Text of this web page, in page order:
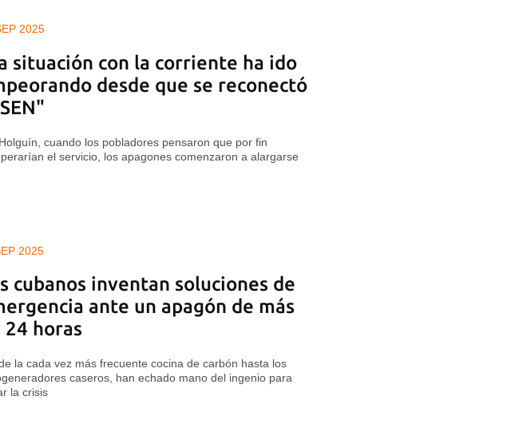
2025
situación con la corriente ha ido
desde que se reconectó
cuando los pobladores pensaron que por fin
el servicio, los apagones comenzaron a alargarse
2025
cubanos inventan soluciones de
ante un apagón de más
24 horas
la cada vez más frecuente cocina de carbón hasta los
caseros, han echado mano del ingenio para
la crisis